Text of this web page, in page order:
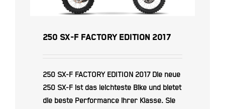
250 SX-F FACTORY EDITION 2017
250 SX-F FACTORY EDITION 2017 Die neue
250 SX-F ist das leichteste Bike und bietet
die beste Performance ihrer Klasse. Sie